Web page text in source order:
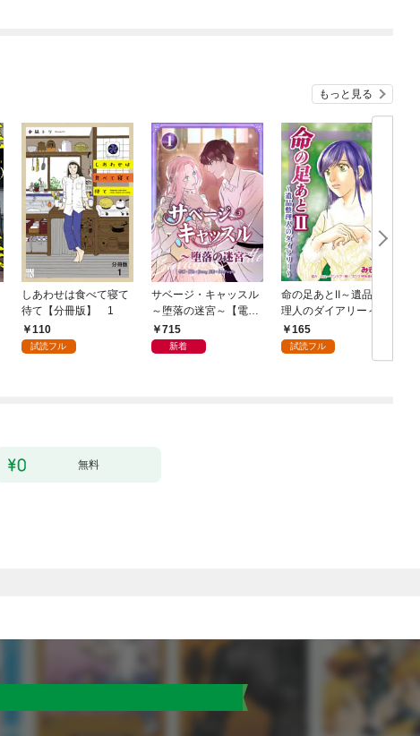
もっと見る
しあわせは食べて寝て
待て【分冊版】 1
110
試読フル
サベージ・キャッスル
～堕落の迷宮～【電子
単行本版】 第1巻
715
新着
命の足あとⅡ～遺品整
理人のダイアリー～
1巻165
試読フル
無料